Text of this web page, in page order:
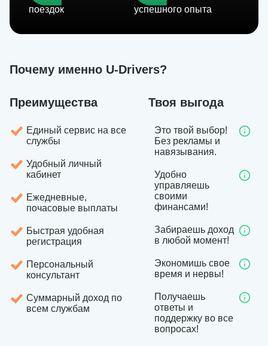
поездок успешного опыта
Почему именно U-Drivers?
Преимущества
Единый сервис на все
службы
Удобный личный
кабинет
Ежедневные,
почасовые выплаты
Быстрая удобная
регистрация
Персональный
консультант
Суммарный доход по
всем службам
Твоя выгода
Это твой выбор!
Без рекламы и
навязывания.
Удобно
управляешь
своими
финансами!
Забираешь доход
в любой момент!
Экономишь свое
время и нервы!
Получаешь
ответы и
поддержку во все
вопросах!